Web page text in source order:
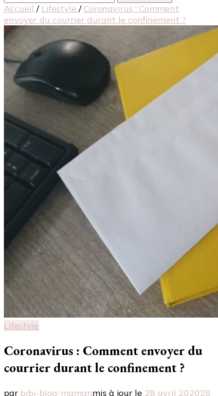
Accueil / Lifestyle / Coronavirus : Comment
envoyer du courrier durant le confinement ?
Lifestyle
Coronavirus : Comment envoyer du
courrier durant le confinement ?
par bibi-blog-mamanmis à jour le 28 avril 202028